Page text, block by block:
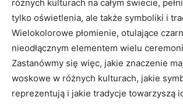
różnych kulturach na całym świecie,
tylko oświetlenia, ale także symboliki ⁤i
Wielokolorowe płomienie, otulające
nieodłącznym ​elementem wielu
Zastanówmy się więc, ​jakie znaczenie
woskowe w różnych kulturach, jakie
reprezentują i jakie tradycje towarzyszą